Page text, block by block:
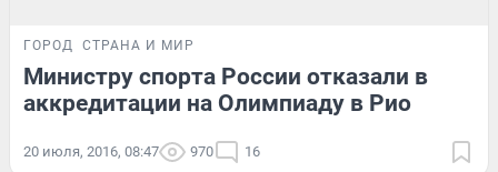
ГОРОД СТРАНА И МИР
Министру спорта России отказали в
аккредитации на Олимпиаду в Рио
20 июля, 2016, 08:47 970 16